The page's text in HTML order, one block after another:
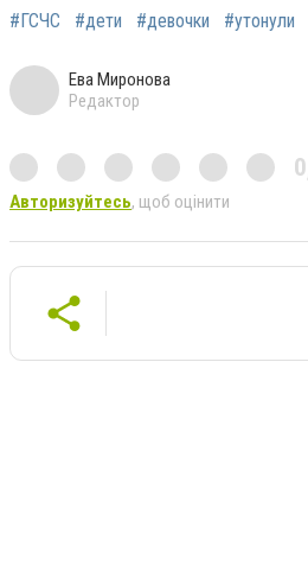
#ГСЧС #дети #девочки #утонули
Ева Миронова
Редактор
Авторизуйтесь, щоб оцінити